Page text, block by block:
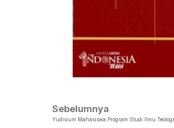
Sebelumnya
Yudisium Mahasiswa Program Studi Ilmu Teologi